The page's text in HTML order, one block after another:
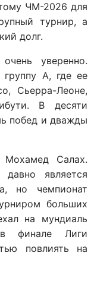
ЧМ-2026 для
турнир, а
долг.
уверенно.
группу А, где ее
Сьерра-Леоне,
В десяти
побед и дважды
Салах.
является
но чемпионат
больших
на мундиаль
финале Лиги
повлиять на